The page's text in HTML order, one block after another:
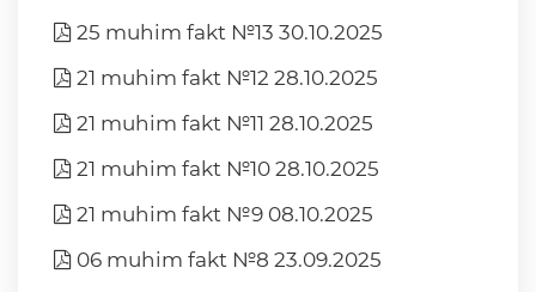
25 muhim fakt №13 30.10.2025
21 muhim fakt №12 28.10.2025
21 muhim fakt №11 28.10.2025
21 muhim fakt №10 28.10.2025
21 muhim fakt №9 08.10.2025
06 muhim fakt №8 23.09.2025